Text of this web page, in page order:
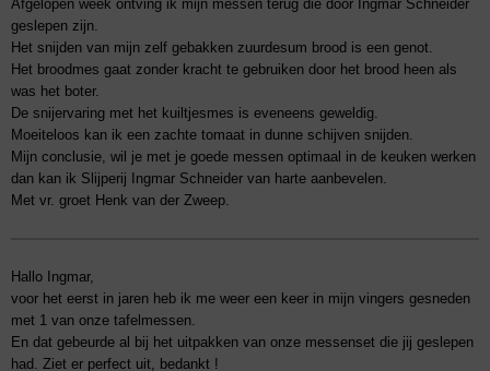
Afgelopen week ontving ik mijn messen terug die door Ingmar Schneider
geslepen zijn.
Het snijden van mijn zelf gebakken zuurdesum brood is een genot.
Het broodmes gaat zonder kracht te gebruiken door het brood heen als
was het boter.
De snijervaring met het kuiltjesmes is eveneens geweldig.
Moeiteloos kan ik een zachte tomaat in dunne schijven snijden.
Mijn conclusie, wil je met je goede messen optimaal in de keuken werken
dan kan ik Slijperij Ingmar Schneider van harte aanbevelen.
Met vr. groet Henk van der Zweep.
Hallo Ingmar,
voor het eerst in jaren heb ik me weer een keer in mijn vingers gesneden
met 1 van onze tafelmessen.
En dat gebeurde al bij het uitpakken van onze messenset die jij geslepen
had. Ziet er perfect uit, bedankt !